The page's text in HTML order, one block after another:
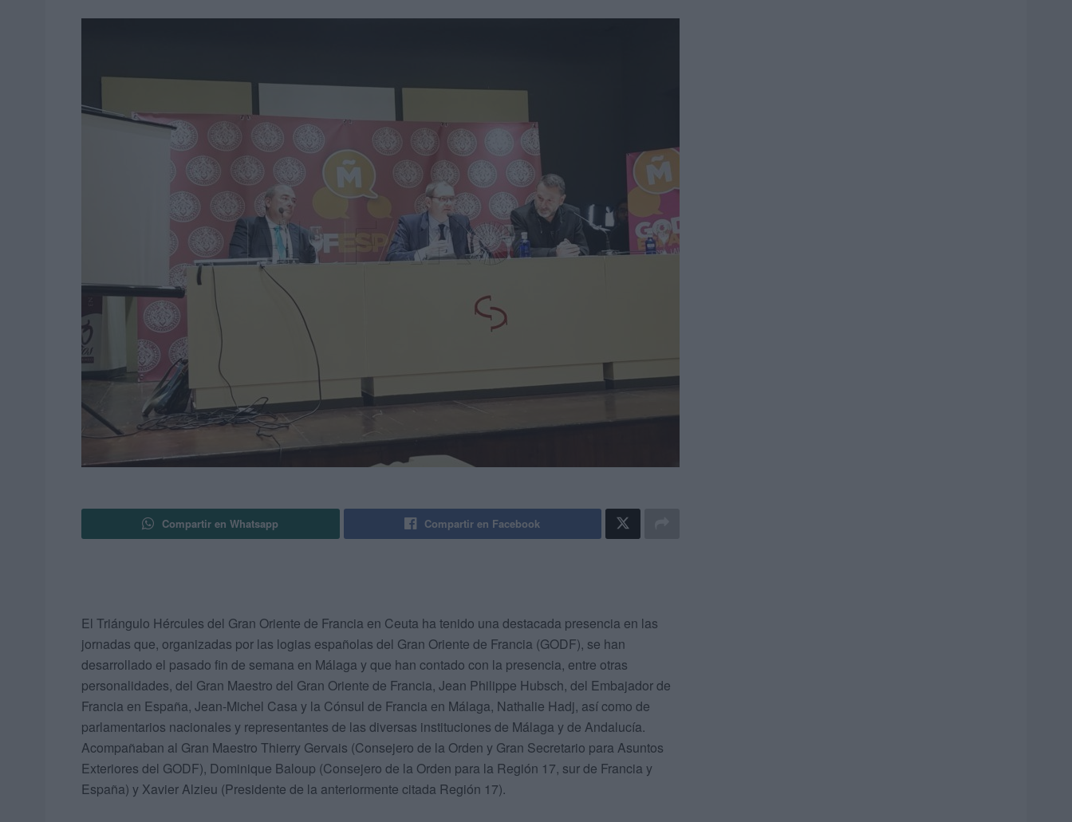
Compartir en Whatsapp Compartir en Facebook
El Triángulo Hércules del Gran Oriente de Francia en Ceuta ha tenido una destacada presencia en las
jornadas que, organizadas por las logias españolas del Gran Oriente de Francia (GODF), se han
desarrollado el pasado fin de semana en Málaga y que han contado con la presencia, entre otras
personalidades, del Gran Maestro del Gran Oriente de Francia, Jean Philippe Hubsch, del Embajador de
Francia en España, Jean-Michel Casa y la Cónsul de Francia en Málaga, Nathalie Hadj, así como de
parlamentarios nacionales y representantes de las diversas instituciones de Málaga y de Andalucía.
Acompañaban al Gran Maestro Thierry Gervais (Consejero de la Orden y Gran Secretario para Asuntos
Exteriores del GODF), Dominique Baloup (Consejero de la Orden para la Región 17, sur de Francia y
España) y Xavier Alzieu (Presidente de la anteriormente citada Región 17).